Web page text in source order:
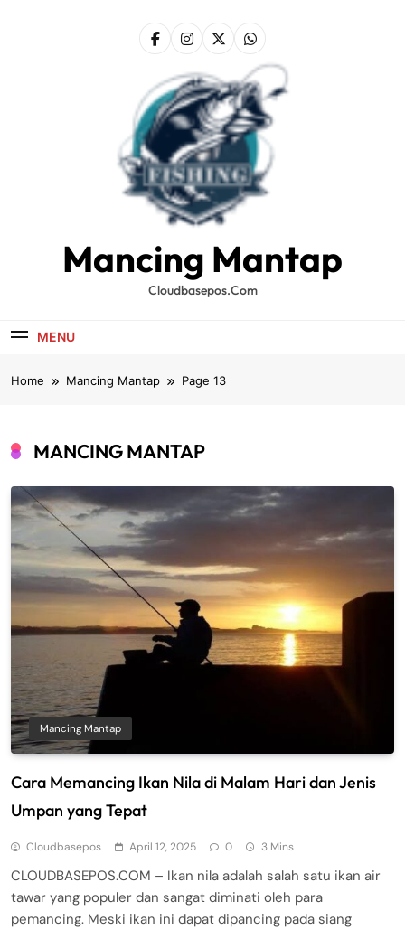
Mancing Mantap
Cloudbasepos.com
MENU
Home Mancing Mantap Page 13
MANCING MANTAP
Mancing Mantap
Cara Memancing Ikan Nila di Malam Hari dan Jenis
Umpan yang Tepat
Cloudbasepos April 12, 2025 0 3 Mins
CLOUDBASEPOS.COM – Ikan nila adalah salah satu ikan air
tawar yang populer dan sangat diminati oleh para
pemancing. Meski ikan ini dapat dipancing pada siang